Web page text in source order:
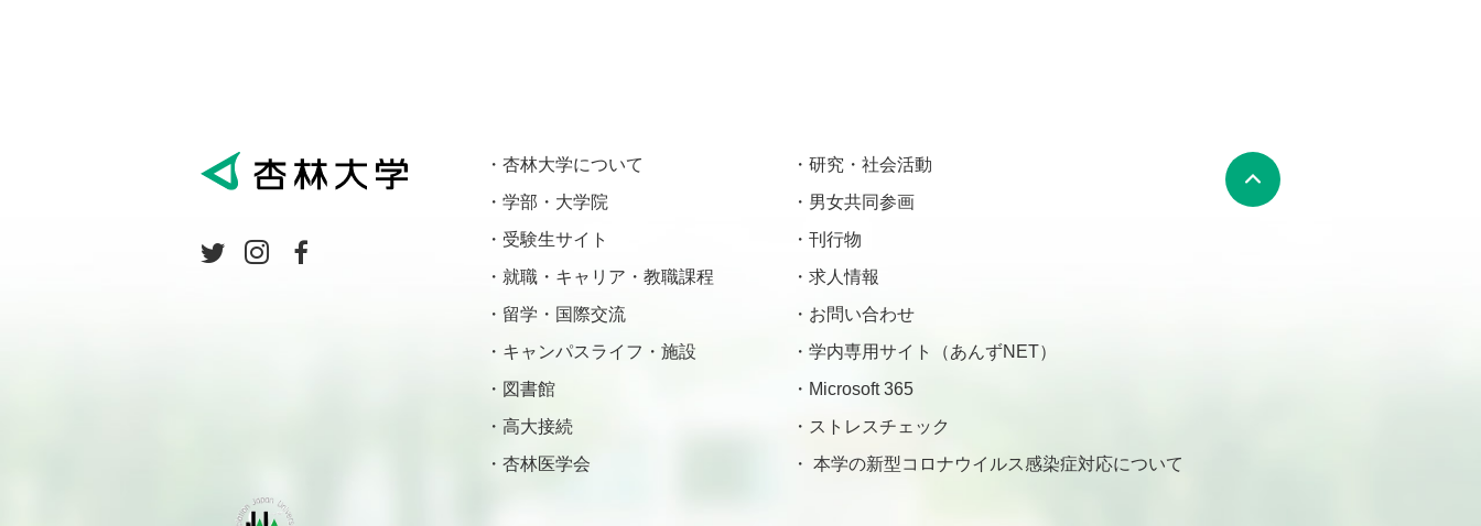
杏林大学について
学部・大学院
受験生サイト
就職・キャリア・教職課程
留学・国際交流
キャンパスライフ・施設
図書館
高大接続
杏林医学会
研究・社会活動
男女共同参画
刊行物
求人情報
お問い合わせ
学内専用サイト（あんずNET）
Microsoft 365
ストレスチェック
本学の新型コロナウイルス感染症対応について